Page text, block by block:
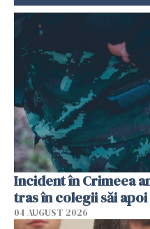
Incident în Crimeea
tras în colegii săi
04 AUGUST 2026